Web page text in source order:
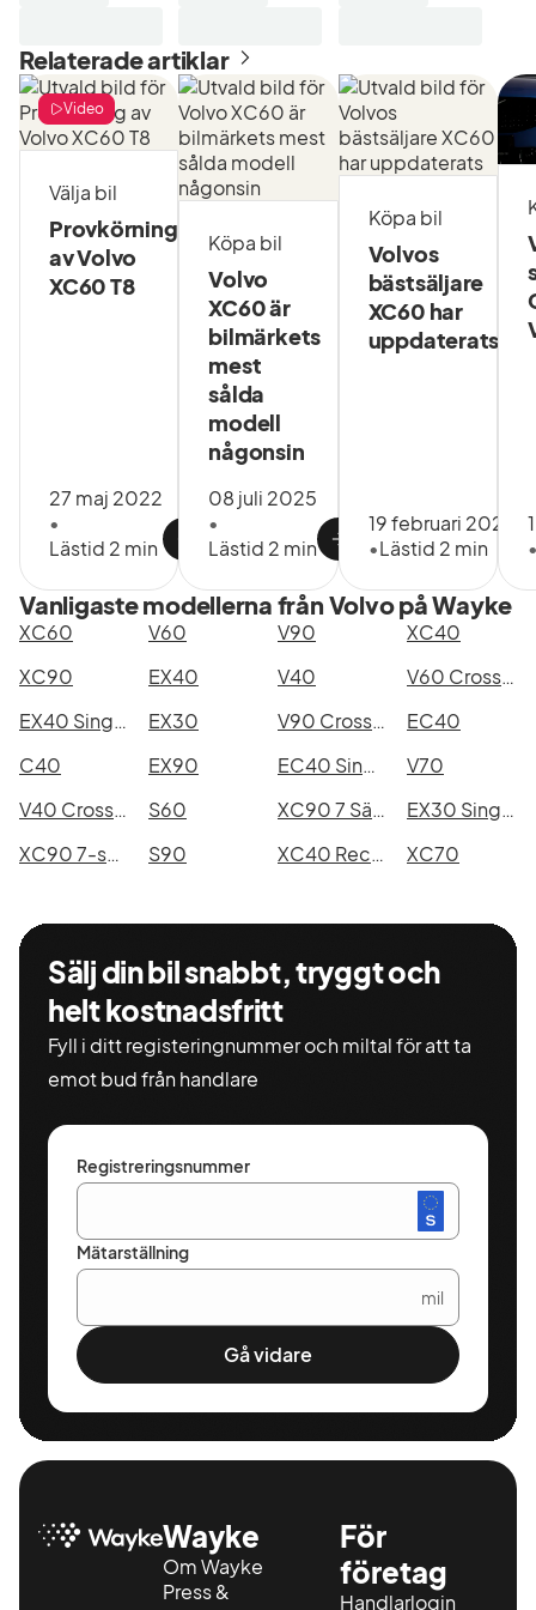
serviceavtal
via oss.
Samla ditt
bilägande
CarPay. I
Nybergs
Total ingår:
Fri
försäkring
Volvofinans
Fast pris
på
serviceavtal
3 mån fritt
låneskydd
Garanti
upp till 24
månader
Däckhotell
2 säsonger
inkl skifte
1595 kr)
Tvättabonnemang
3 mån
kort
Möjlighet
att köpa
till
lackskydd
för endast
Ord pris
4995 kr.
Det bästa
Nybergs
Total är att
inget extra
utan är en
förmån du
får hos oss
när du
köper en
Kontakta
din våra
begagnatsäljare
Relaterade artiklar
Välja bil
Provkörning
av Volvo
XC60 T8
27 maj 2022
•
Lästid 2 min
Video
Köpa bil
Volvo
XC60 är
bilmärkets
mest
sålda
modell
någonsin
08 juli 2025
•
Lästid 2 min
Köpa bil
Volvos
bästsäljare
XC60 har
uppdaterats
19 februari 2025
•Lästid 2 min
Vanligaste modellerna från Volvo på Wayke
XC60 V60 V90
XC40
XC90
EX40 V40
V60 Cross Country
EX40 Single Motor Extended Range
EX30 V90 Cross Country
EC40
C40
EX90 EC40 Single Motor Extended Range
V70
V40 Cross Country
S60 XC90 7 Säten
EX30 Single Motor Extended Range
XC90 7-seater
S90 XC40 Recharge XC70
Sälj din bil snabbt, tryggt och
helt kostnadsfritt
Fyll i ditt registeringnummer och miltal för att ta
emot bud från handlare
Registreringsnummer
Mätarställning
mil
Gå vidare
Wayke
Om Wayke
Press &
För
företag
Handlarlogin